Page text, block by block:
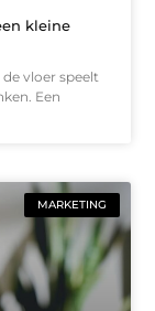
kleine
vloer speelt
Een
MARKETING